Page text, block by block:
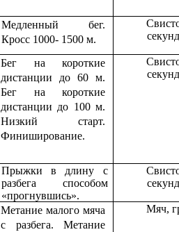
Медленный бег.
Кросс 1000- 1500 м.
Бег на короткие
дистанции до 60 м.
Бег на короткие
дистанции до 100 м.
Низкий старт.
Финиширование.
Прыжки в длину с
разбега способом
«прогнувшись».
Метание малого мяча
с разбега. Метание
Мяч,